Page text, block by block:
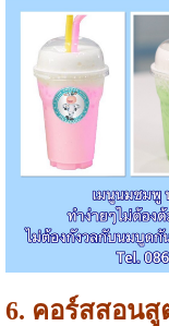
6. คอร์สสอน